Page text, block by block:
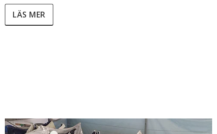
kontrollera kedjornas funktion mm. innan du lägger undan
tältet för säsongen. Då slipper du överraskningar när det är
dags för nästa säsong.
LÄS MER